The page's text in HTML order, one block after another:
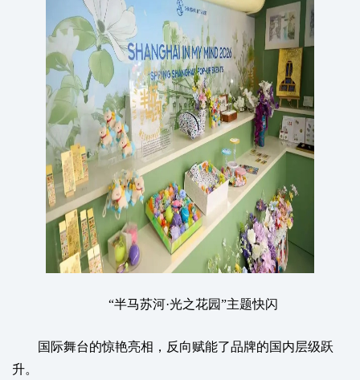
“半马苏河·光之花园”主题快闪
国际舞台的惊艳亮相，反向赋能了品牌的国内层级跃
升。